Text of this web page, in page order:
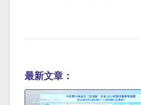
最新文章：